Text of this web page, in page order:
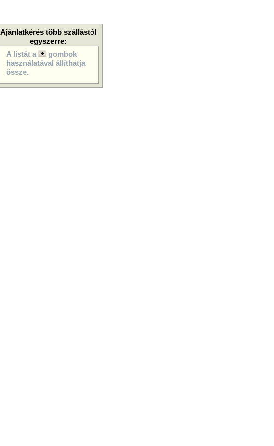
Ajánlatkérés több szállástól
egyszerre:
A listát a
gombok
használatával állíthatja
össze.